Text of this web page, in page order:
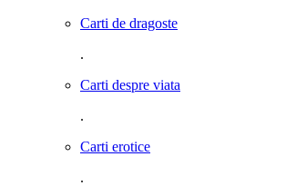
Carti de dragoste
.
Carti despre viata
.
Carti erotice
.